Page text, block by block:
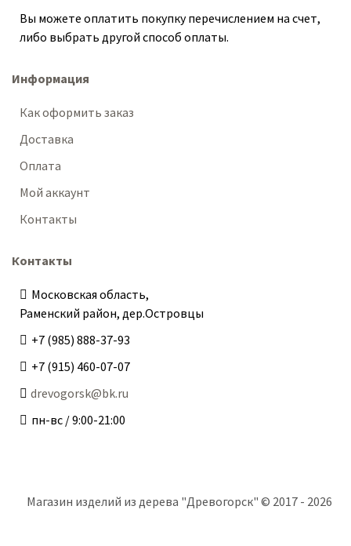
Вы можете оплатить покупку перечислением на счет,
либо выбрать другой способ оплаты.
Информация
Как оформить заказ
Доставка
Оплата
Мой аккаунт
Контакты
Контакты
Московская область,
Раменский район, дер.Островцы
+7 (985) 888-37-93
+7 (915) 460-07-07
drevogorsk@bk.ru
пн-вс / 9:00-21:00
Магазин изделий из дерева "Древогорск" © 2017 - 2026